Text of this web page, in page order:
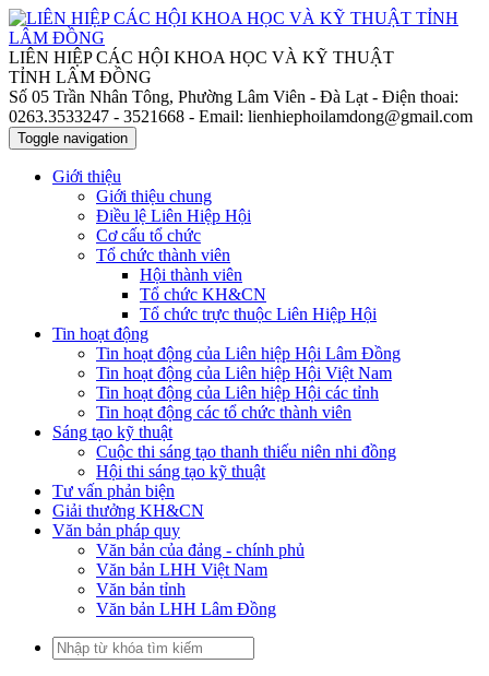
LIÊN HIỆP CÁC HỘI KHOA HỌC VÀ KỸ THUẬT
TỈNH LÂM ĐỒNG
Số 05 Trần Nhân Tông, Phường Lâm Viên - Đà Lạt - Điện thoai:
0263.3533247 - 3521668 - Email: lienhiephoilamdong@gmail.com
Toggle navigation
Giới thiệu
Giới thiệu chung
Điều lệ Liên Hiệp Hội
Cơ cấu tổ chức
Tổ chức thành viên
Hội thành viên
Tổ chức KH&CN
Tổ chức trực thuộc Liên Hiệp Hội
Tin hoạt động
Tin hoạt động của Liên hiệp Hội Lâm Đồng
Tin hoạt động của Liên hiệp Hội Việt Nam
Tin hoạt động của Liên hiệp Hội các tỉnh
Tin hoạt động các tổ chức thành viên
Sáng tạo kỹ thuật
Cuộc thi sáng tạo thanh thiếu niên nhi đồng
Hội thi sáng tạo kỹ thuật
Tư vấn phản biện
Giải thưởng KH&CN
Văn bản pháp quy
Văn bản của đảng - chính phủ
Văn bản LHH Việt Nam
Văn bản tỉnh
Văn bản LHH Lâm Đồng